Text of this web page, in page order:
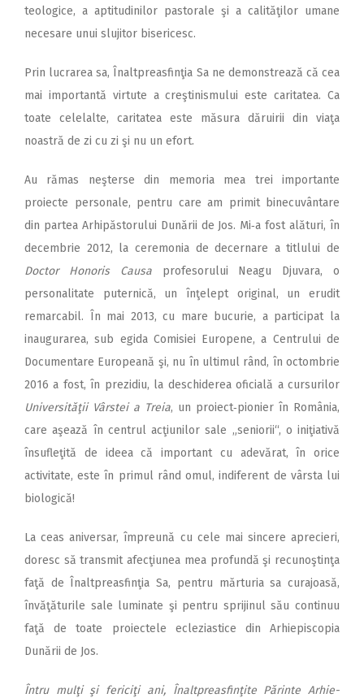
teologice, a aptitudinilor pastorale şi a calităţilor umane
necesare unui slujitor bisericesc.
Prin lucrarea sa, Înaltprea­sfinţia Sa ne demonstrează că cea
mai importantă virtute a creş­tinismului este caritatea. Ca
toate celelalte, caritatea este măsura dăruirii din viaţa
noastră de zi cu zi şi nu un efort.
Au rămas neşterse din memoria mea trei importante
proiecte personale, pentru care am primit binecuvântare
din partea Arhipăstorului Dunării de Jos. Mi‑a fost alături, în
decembrie 2012, la ceremonia de decernare a titlului de
Doctor Honoris Causaprofesorului Neagu Djuvara, o
personalitate puternică, un înţelept original, un erudit
remarcabil. În mai 2013, cu mare bucurie, a participat la
inaugurarea, sub egida Comisiei Europene, a Centrului de
Documentare Europeană şi, nu în ultimul rând, în octombrie
2016 a fost, în prezidiu, la deschiderea oficială a cursurilor
Universităţii Vârstei a Treia, un proiect‑pionier în România,
care aşează în centrul acţiunilor sale „seniorii“, o iniţiativă
însufleţită de ideea că important cu adevărat, în orice
activitate, este în primul rând omul, indiferent de vârsta lui
biologică!
La ceas aniversar, împreună cu cele mai sincere aprecieri,
doresc să transmit afecţiunea mea profundă şi recunoştinţa
faţă de Înaltpreasfinţia Sa, pentru mărturia sa curajoasă,
învăţăturile sale luminate şi pentru sprijinul său continuu
faţă de toate proiectele ecleziastice din Arhiepiscopia
Dunării de Jos.
Întru mulţi şi fericiţi ani, Înaltpreasfinţite Părinte Arhie­